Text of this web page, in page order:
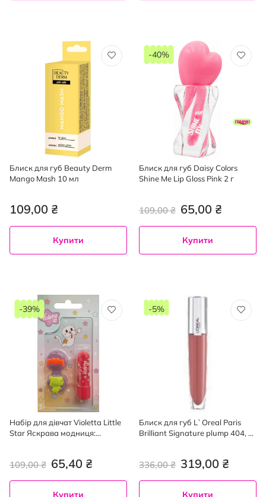
Блиск для губ Beauty Derm
Mango Mash 10 мл
109,00 ₴
Купити
Блиск для губ Daisy Colors
Shine Me Lip Gloss Pink 2 г
65,00 ₴
109,00 ₴
-40%
Купити
Набір для дівчат Violetta Little
Star Яскрава модниця:
65,40 ₴
109,00 ₴
-39%
Купити
Блиск для губ L`Oreal Paris
Brilliant Signature plump 404, 7
319,00 ₴
336,00 ₴
-5%
Купити